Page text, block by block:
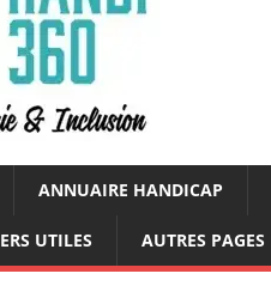
ANNUAIRE HANDICAP
UTILES AUTRES PAGES